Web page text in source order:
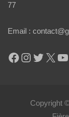
77
Email :
Facebook
Instagram
Twitter
X
Copyright